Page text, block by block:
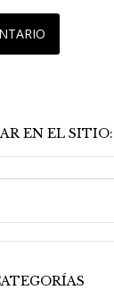
EN EL SITIO: